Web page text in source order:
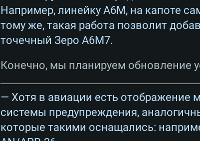
Например, линейку А6М, на капоте
тому же, такая работа позволит
точечный Зеро А6М7.
Конечно, мы планируем обновление
— Хотя в авиации есть отображение
системы предупреждения,
которые такими оснащались: